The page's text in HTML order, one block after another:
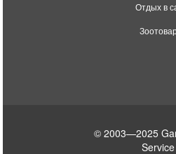
Отдых в
© 2003—2025
Service